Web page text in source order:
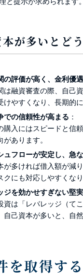
本が多いとど
の評価が高く、金利優
は融資審査の際、自己
けやすくなり、長期的
での信頼性が高まる ：
購入にはスピードと信
があります。
ュフローが安定し、急
が多ければ借入額が減
クにも対応しやすくなり
ジを効かせすぎない堅
資は「レバレッジ（て
自己資本が多いと、自
を取得す